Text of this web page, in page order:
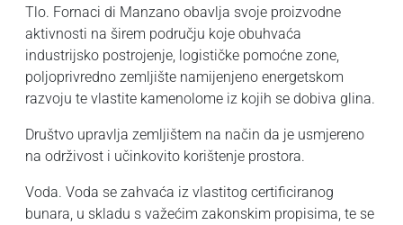
Tlo. Fornaci di Manzano obavlja svoje proizvodne
aktivnosti na širem području koje obuhvaća
industrijsko postrojenje, logističke pomoćne zone,
poljoprivredno zemljište namijenjeno energetskom
razvoju te vlastite kamenolome iz kojih se dobiva glina.
Društvo upravlja zemljištem na način da je usmjereno
na održivost i učinkovito korištenje prostora.
Voda. Voda se zahvaća iz vlastitog certificiranog
bunara, u skladu s važećim zakonskim propisima, te se